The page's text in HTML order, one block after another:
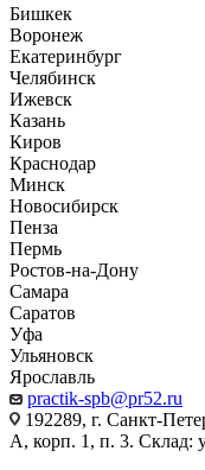
Бишкек
Воронеж
Екатеринбург
Челябинск
Ижевск
Казань
Киров
Краснодар
Минск
Новосибирск
Пенза
Пермь
Ростов-на-Дону
Самара
Саратов
Уфа
Ульяновск
Ярославль
practik-spb@pr52.ru
192289, г. Санкт-
А, корп. 1, п. 3. Склад: